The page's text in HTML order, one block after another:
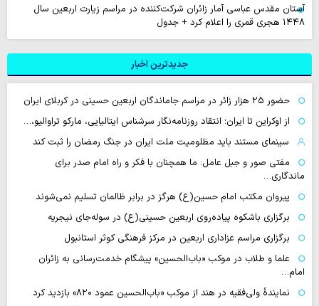
آستان مقدس عباسی آمار زائران شرکت‌کننده در مراسم زیارت اربعین سال
۱۴۴۸ هجری قمری را اعلام کرد + جدول
جدیدترین اخبار
حضور ۲۵ هزار زائر در مراسم جاماندگان اربعین حسینی در کربلای ایران
از اوکراین تا ایران؛ انتقاد روزنامه‌نگار سرشناس ایتالیایی، مارکو تراوالیو،…
سینمای مستند باید مظلومیت ملت ایران در جنگ رمضان را ثبت کند
مفتی صور و جبل عامل: ما همچنان با فکر و راه امام صدر برای
ماندگاری…
پیروان مکتب امام حسین(ع) هرگز در برابر ظالمان تسلیم نمی‌شوند
برگزاری باشکوه پیاده‌روی اربعین حسینی(ع) در سوله‌جای نیجریه
برگزاری مراسم عزاداری اربعین در مرکز فرهنگی کوثر استانبول
علما و طلاب در موکب «باب‌الحسین» پیشگام خدمت‌رسانی به زائران
امام…
نمایندهٔ ولی‌فقیه در هند از موکب «باب‌الحسین عمود ۸۲۰» بازدید کرد